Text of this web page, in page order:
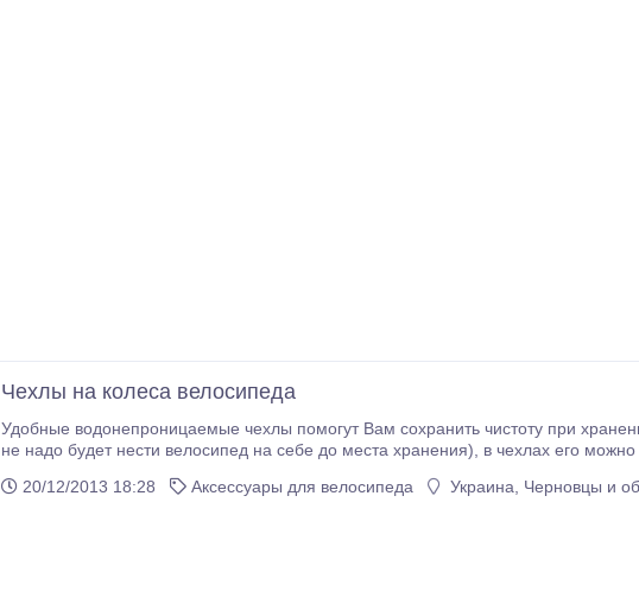
Чехлы на колеса велосипеда
Удобные водонепроницаемые чехлы помогут Вам сохранить чистоту при
не надо будет нести велосипед на себе до места хранения), в чехлах его можно отлично покатить по любой поверхности. Просто
20/12/2013 18:28
Аксессуары для велосипеда Украина, Черновцы и